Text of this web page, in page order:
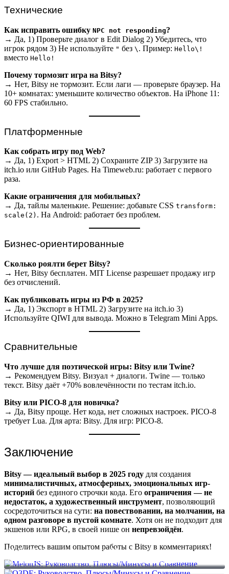
Технические
Как исправить ошибку NPC not responding?
→ Да, 1) Проверьте диалог в Edit Dialog 2) Убедитесь, что
игрок рядом 3) Не используйте " без \ . Пример: Hello\!
вместо Hello!
Почему тормозит игра на Bitsy?
→ Нет, Bitsy не тормозит. Если лаги — проверьте браузер. На
10+ комнатах: уменьшите количество объектов. На iPhone 11:
60 FPS стабильно.
Платформенные
Как собрать игру под Web?
→ Да, 1) Export > HTML 2) Сохраните ZIP 3) Загрузите на
itch.io или GitHub Pages. На Timeweb.ru: работает с первого
раза.
Какие ограничения для мобильных?
→ Да, тайлы маленькие. Решение: добавьте CSS transform:
scale(2) . На Android: работает без проблем.
Бизнес-ориентированные
Сколько роялти берет Bitsy?
→ Нет, Bitsy бесплатен. MIT License разрешает продажу игр
без отчислений.
Как публиковать игры из РФ в 2025?
→ Да, 1) Экспорт в HTML 2) Загрузите на itch.io 3)
Используйте QIWI для вывода. Можно в Telegram Mini Apps.
Сравнительные
Что лучше для поэтической игры: Bitsy или Twine?
→ Рекомендуем Bitsy. Визуал + диалоги. Twine — только
текст. Bitsy даёт +70% вовлечённости по тестам itch.io.
Bitsy или PICO-8 для новичка?
→ Да, Bitsy проще. Нет кода, нет сложных настроек. PICO-8
требует Lua. Для арта: Bitsy. Для игр: PICO-8.
Заключение
Bitsy — идеальный выбор в 2025 году для создания
минималистичных, атмосферных, эмоциональных игр-
историй без единого строчки кода. Его ограничения — не
недостаток, а художественный инструмент, позволяющий
сосредоточиться на сути: на повествовании, на молчании, на
одном разговоре в пустой комнате. Хотя он не подходит для
экшенов или RPG, в своей нише он непревзойдён.
Поделитесь вашим опытом работы с Bitsy в комментариях!
MelonJS: Руководство, Плюсы/Минусы и Сравнение
O3DE: Руководство, Плюсы/Минусы и Сравнение